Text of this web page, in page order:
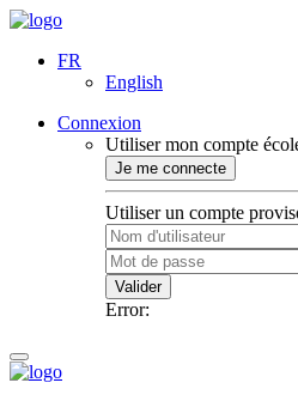
FR
English
Connexion
Utiliser mon compte
Je me connecte
Utiliser un compte
Valider
Error: